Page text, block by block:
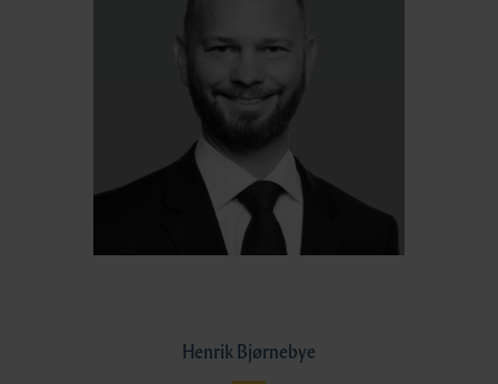
Henrik Bjørnebye